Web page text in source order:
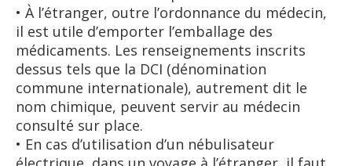
• À l’étranger, outre l’ordonnance du médecin,
il est utile d’emporter l’emballage des
médicaments. Les renseignements inscrits
dessus tels que la DCI (dénomination
commune internationale), autrement dit le
nom chimique, peuvent servir au médecin
consulté sur place.
• En cas d’utilisation d’un nébulisateur